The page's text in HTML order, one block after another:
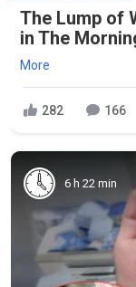
The Lump of
in The
More
282 166
6 h 22 min